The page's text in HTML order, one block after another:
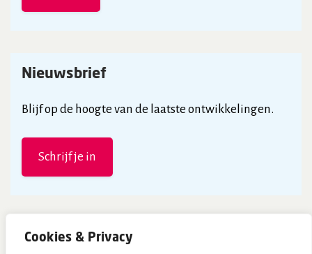
Cookies & Privacy
Nieuwsbrief
Blijf op de hoogte van de laatste ontwikkelingen.
Schrijf je in